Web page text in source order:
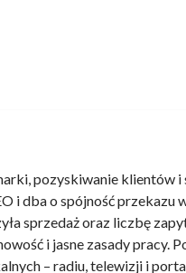
pozyskiwanie klientów
i dba o spójność przekazu
sprzedaż oraz liczbę
i jasne zasady pracy.
– radiu, telewizji i